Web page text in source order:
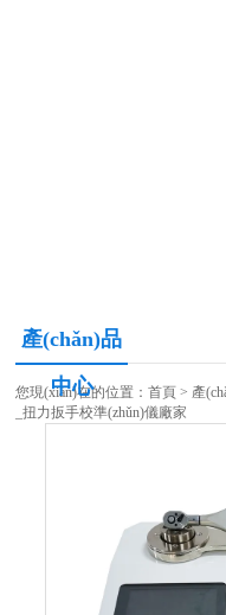
產(chǎn)品
中心
您現(xiàn)在的位置： 首頁 > 產
_扭力扳手校準(zhǔn)儀廠家